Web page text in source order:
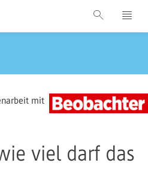
mit
viel darf das